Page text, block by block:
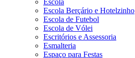
Escola
Escola Berçário e Hotelzinho
Escola de Futebol
Escola de Vólei
Escritórios e Assessoria
Esmalteria
Espaço para Festas